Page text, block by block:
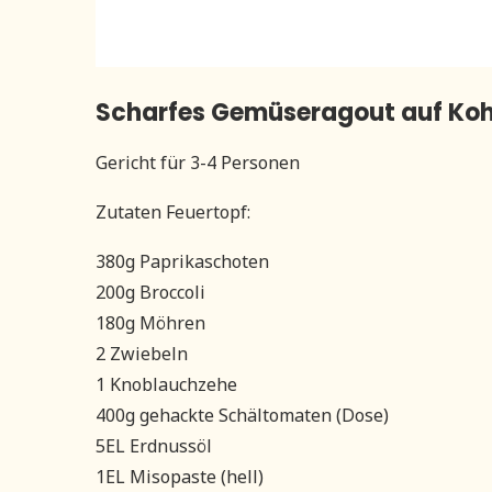
Scharfes Gemüseragout auf
Gericht für 3-4 Personen
Zutaten Feuertopf:
380g Paprikaschoten
200g Broccoli
180g Möhren
2 Zwiebeln
1 Knoblauchzehe
400g gehackte Schältomaten (Dose)
5EL Erdnussöl
1EL Misopaste (hell)